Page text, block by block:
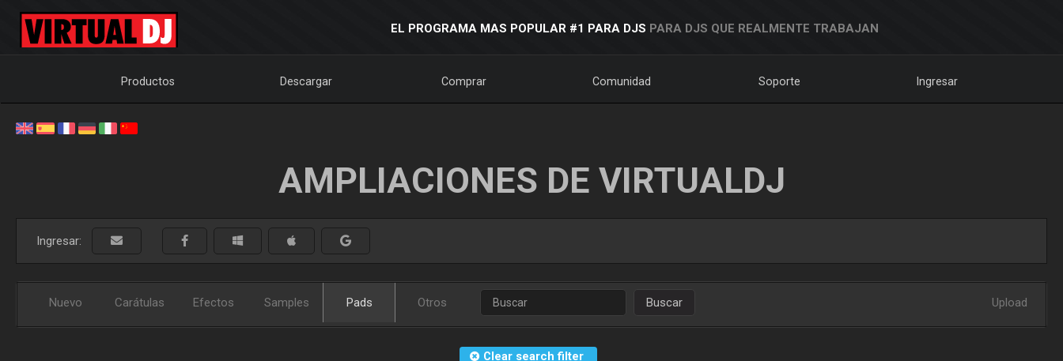
EL PROGRAMA MAS POPULAR #1 PARA DJS PARA DJS QUE REALMENTE TRABAJAN
Productos Descargar Comprar Comunidad Soporte Ingresar
AMPLIACIONES DE VIRTUALDJ
Ingresar:
Nuevo Carátulas Efectos Samples Pads Otros Buscar Upload
Clear search filter